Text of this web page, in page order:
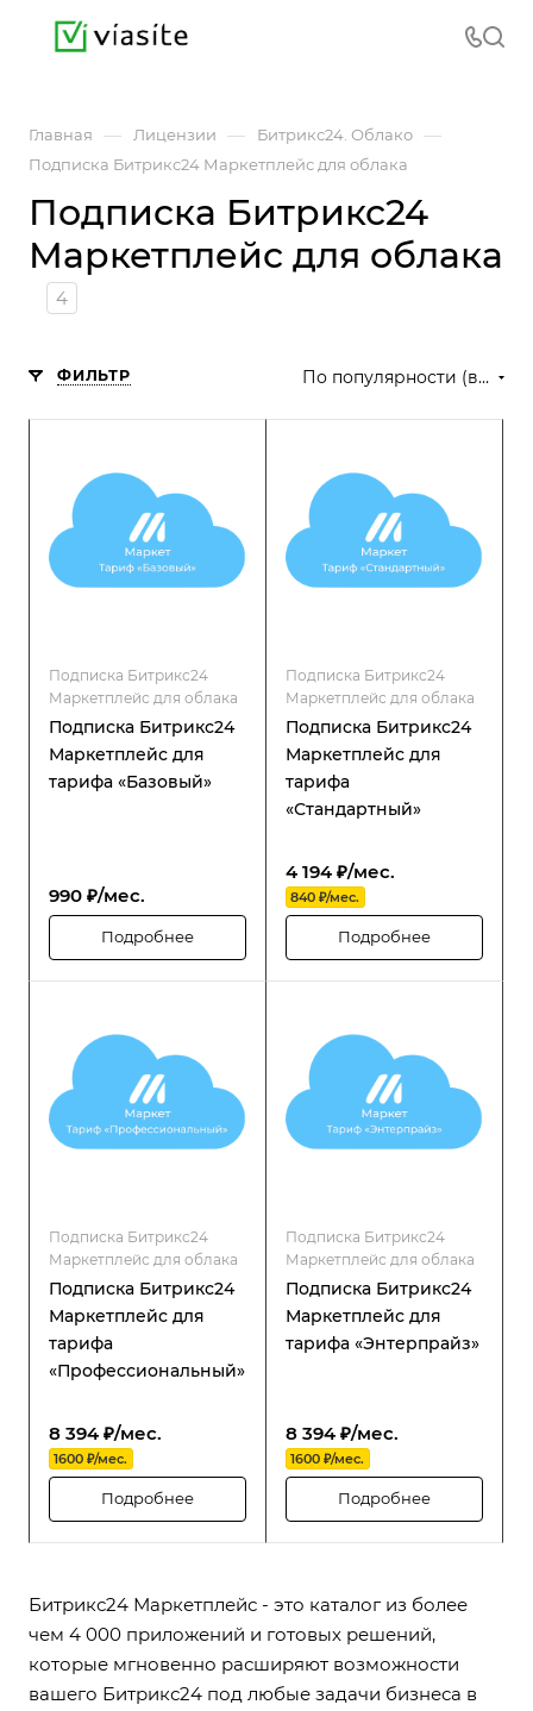
Главная — Лицензии — Битрикс24. Облако —
Подписка Битрикс24 Маркетплейс для облака
Подписка Битрикс24
Маркетплейс для облака
4
ФИЛЬТР По популярности (возрастание)
Подписка Битрикс24
Маркетплейс для облака
Подписка Битрикс24
Маркетплейс для
тарифа «Базовый»
990 ₽/мес.
Подробнее
Подписка Битрикс24
Маркетплейс для облака
Подписка Битрикс24
Маркетплейс для
тарифа
«Стандартный»
4 194 ₽/мес.
840 ₽/мес.
Подробнее
Подписка Битрикс24
Маркетплейс для облака
Подписка Битрикс24
Маркетплейс для
тарифа
«Профессиональный»
8 394 ₽/мес.
1600 ₽/мес.
Подробнее
Подписка Битрикс24
Маркетплейс для облака
Подписка Битрикс24
Маркетплейс для
тарифа «Энтерпрайз»
8 394 ₽/мес.
1600 ₽/мес.
Подробнее
Битрикс24 Маркетплейс - это каталог из более
чем 4 000 приложений и готовых решений,
которые мгновенно расширяют возможности
вашего Битрикс24 под любые задачи бизнеса в